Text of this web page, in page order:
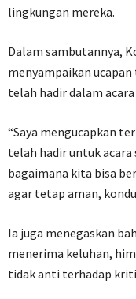
lingkungan mereka.
Dalam sambutannya,
menyampaikan
telah hadir dalam
“Saya mengucapkan
telah hadir untuk
bagaimana kita bisa
agar tetap aman,
Ia juga menegaskan
menerima keluhan,
tidak anti terhadap